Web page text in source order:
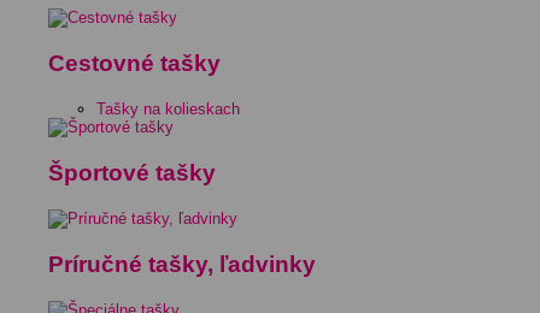
Cestovné tašky
Tašky na kolieskach
Športové tašky
Príručné tašky, ľadvinky